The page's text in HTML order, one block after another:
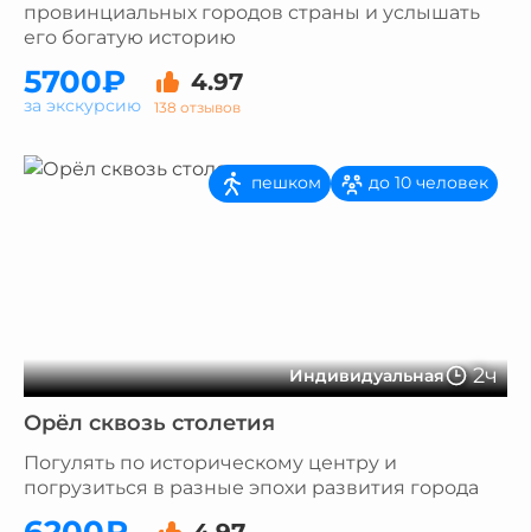
провинциальных городов страны и услышать
его богатую историю
5700₽ 4.97
138 отзывов
за экскурсию
Индивидуальная 2ч
пешком до 10 человек
Орёл сквозь столетия
Погулять по историческому центру и
погрузиться в разные эпохи развития города